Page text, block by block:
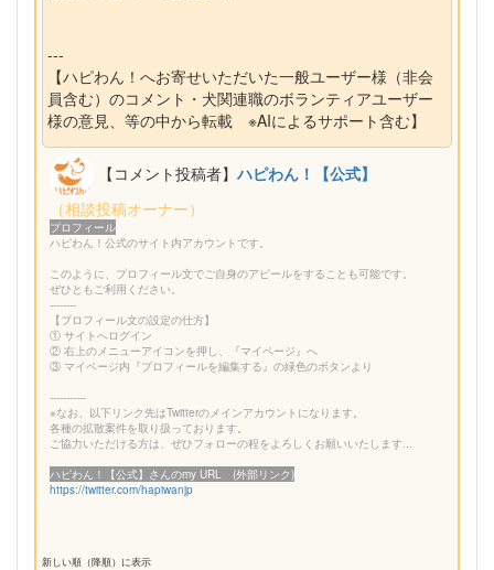
---
【ハピわん！へお寄せいただいた一般ユーザー様（非会
員含む）のコメント・犬関連職のボランティアユーザー
様の意見、等の中から転載 ※AIによるサポート含む】
【コメント投稿者】ハピわん！【公式】
（相談投稿オーナー）
プロフィール
ハピわん！公式のサイト内アカウントです。
このように、プロフィール文でご自身のアピールをすることも可能です。
ぜひともご利用ください。
--------
【プロフィール文の設定の仕方】
① サイトへログイン
② 右上のメニューアイコンを押し、『マイページ』へ
③ マイページ内『プロフィールを編集する』の緑色のボタンより
-----------
※なお、以下リンク先はTwitterのメインアカウントになります。
各種の拡散案件を取り扱っております。
ご協力いただける方は、ぜひフォローの程をよろしくお願いいたします...
ハピわん！【公式】さんのmy URL (外部リンク)
https://twitter.com/hapiwanjp
新しい順（降順）に表示